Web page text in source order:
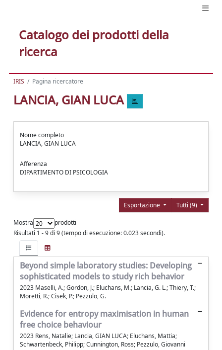
Catalogo dei prodotti della
ricerca
IRIS Pagina ricercatore
LANCIA, GIAN LUCA
Nome completo
LANCIA, GIAN LUCA
Afferenza
DIPARTIMENTO DI PSICOLOGIA
Tutti (9)
Esportazione
Mostra
prodotti
Risultati 1 - 9 di 9 (tempo di esecuzione: 0.023 secondi).
Beyond simple laboratory studies: Developing
sophisticated models to study rich behavior
2023 Maselli, A.; Gordon, J.; Eluchans, M.; Lancia, G. L.; Thiery, T.;
Moretti, R.; Cisek, P.; Pezzulo, G.
Evidence for entropy maximisation in human
free choice behaviour
2023 Rens, Natalie; Lancia, GIAN LUCA; Eluchans, Mattia;
Schwartenbeck, Philipp; Cunnington, Ross; Pezzulo, Giovanni